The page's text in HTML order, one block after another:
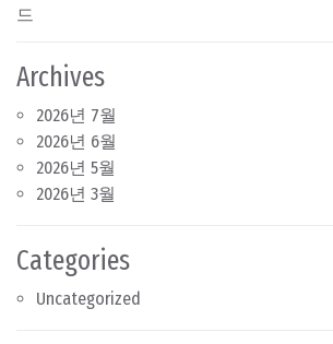
Archives
2026년 7월
2026년 6월
2026년 5월
2026년 3월
Categories
Uncategorized
드